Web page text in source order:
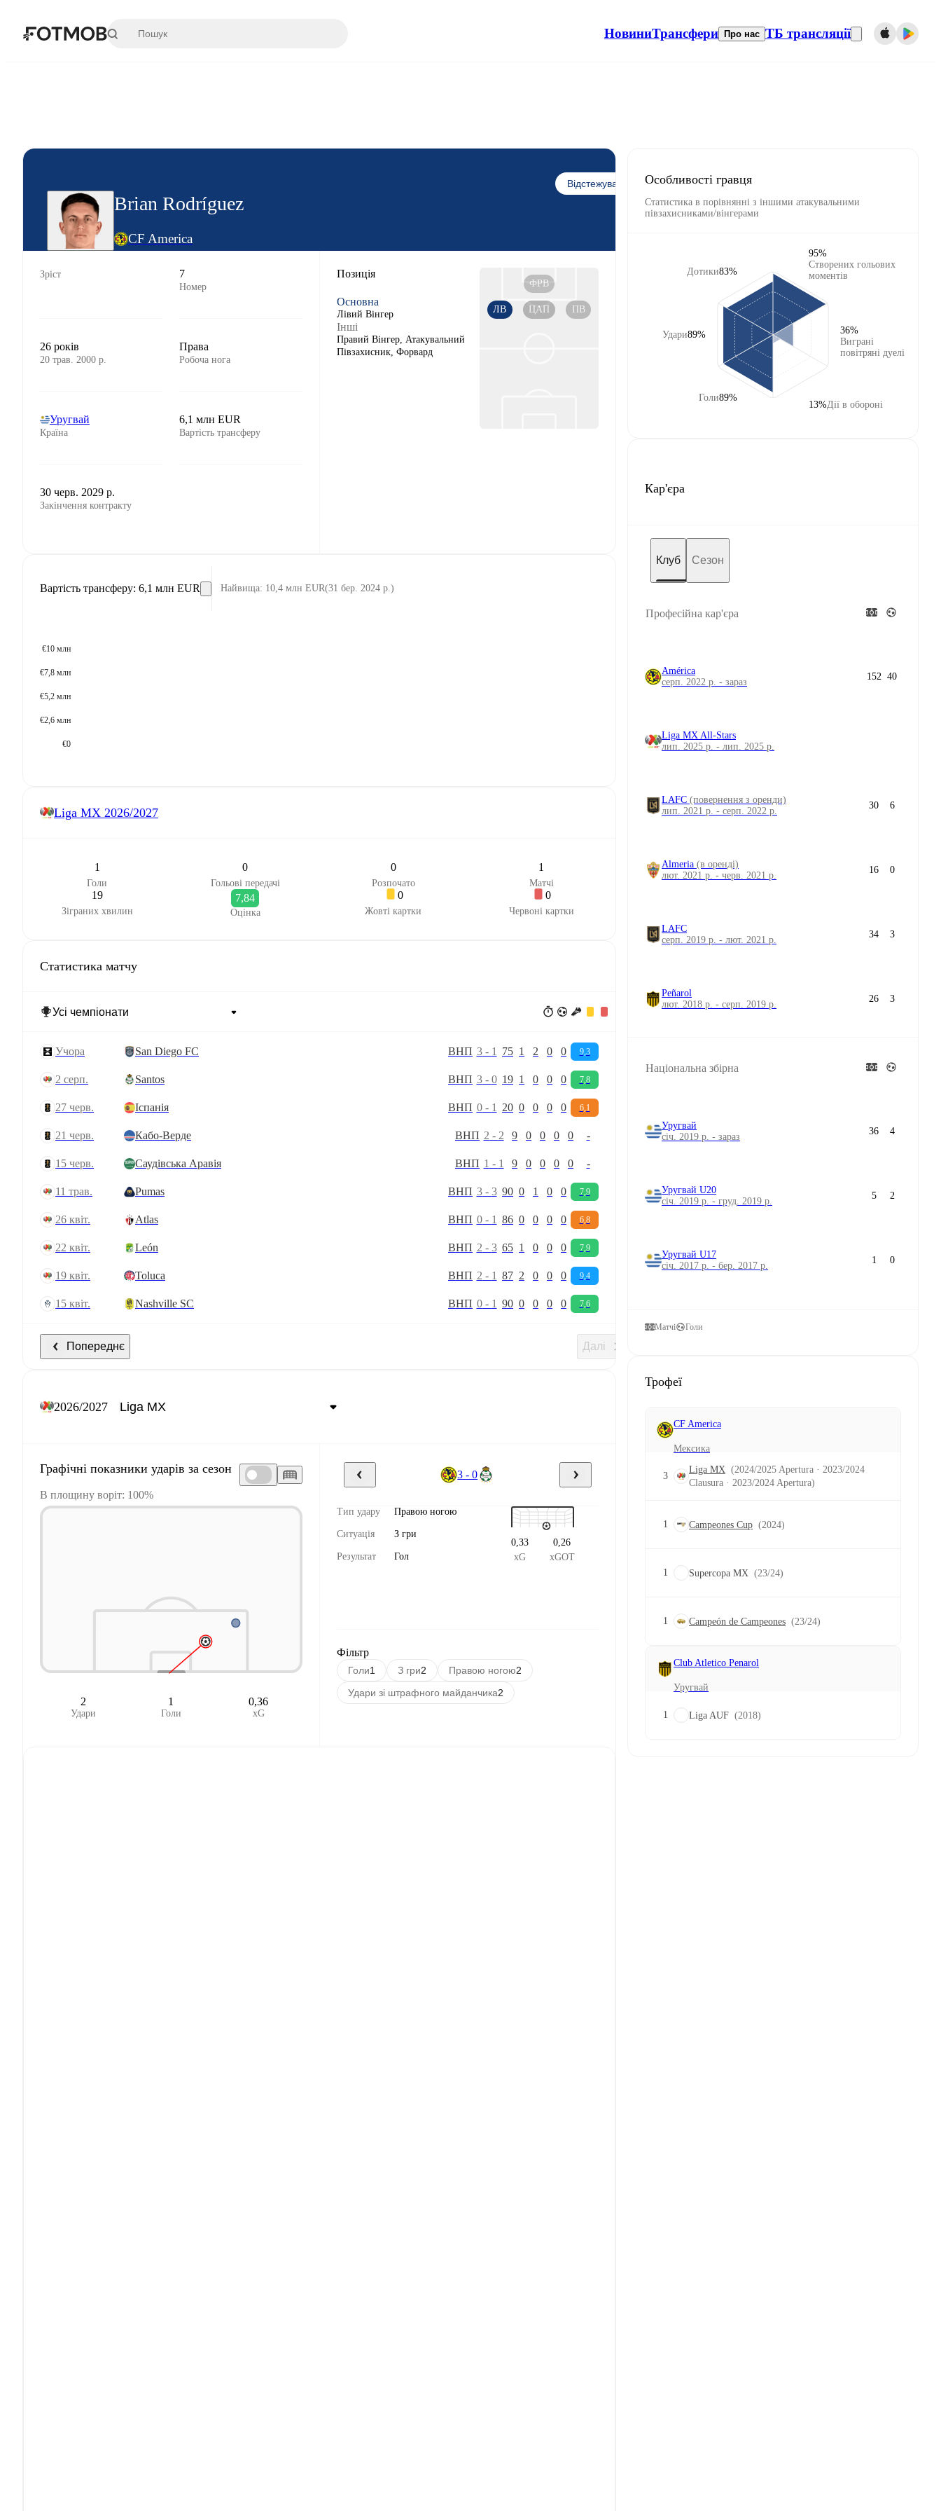
НовиниТрансфери Про нас ТБ трансляції
Brian Rodríguez
CF America
Відстежувати
Зріст 7
Номер
26 років
20 трав. 2000 р.
Права
Робоча нога
Уругвай
Країна
6,1 млн EUR
Вартість трансферу
30 черв. 2029 р.
Закінчення контракту
Позиція
Основна
Лівий Вінгер
Інші
Правий Вінгер, Атакувальний
Півзахисник, Форвард
ПВ
ЦАП
ЛВ
ФРВ
Вартість трансферу: 6,1 млн EUR Найвища: 10,4 млн EUR(31 бер. 2024 р.)
€10 млн
€7,8 млн
€5,2 млн
€2,6 млн
€0
Liga MX 2026/2027
1
Голи
0
Гольові передачі
0
Розпочато
1
Матчі
19
Зіграних хвилин
7,84
Оцінка
0
Жовті картки
0
Червоні картки
Статистика матчу
учора San Diego FC ВНП 3- 1 75 1 2 0 0 9,3
2 серп. Santos ВНП 3- 0 19 1 0 0 0 7,8
27 черв. Іспанія ВНП 0- 1 20 0 0 0 0 6,1
21 черв. Кабо-Верде ВНП 2 - 2 9 0 0 0 0 -
15 черв. Саудівська Аравія ВНП 1 - 1 9 0 0 0 0 -
11 трав. Pumas ВНП 3- 3 90 0 1 0 0 7,9
26 квіт. Atlas ВНП 0- 1 86 0 0 0 0 6,8
22 квіт. León ВНП 2 - 3 65 1 0 0 0 7,9
19 квіт. Toluca ВНП 2 - 1 87 2 0 0 0 9,4
15 квіт. Nashville SC ВНП 0- 1 90 0 0 0 0 7,6
Попереднє Далі
2026/2027
Графічні показники ударів за сезон
В площину воріт: 100%
2
Удари
1
Голи
0,36
xG
3 - 0
Тип удару Правою ногою
Ситуація З гри
Результат Гол
0,33
xG
0,26
xGOT
Фільтр
Голи1 З гри2 Правою ногою2
Удари зі штрафного майданчика2
Особливості гравця
Статистика в порівнянні з іншими атакувальними
півзахисниками/вінгерами
Дотики83%
Удари89%
Голи89%
Створених гольових
моментів
95%
Виграні
повітряні дуелі
36%
Дії в обороні
13%
Кар'єра
Клуб Сезон
Професійна кар'єра
América
серп. 2022 р. - зараз
152 40
Liga MX All-Stars
лип. 2025 р. - лип. 2025 р.
LAFC (повернення з оренди)
лип. 2021 р. - серп. 2022 р.
30 6
Almeria (в оренді)
лют. 2021 р. - черв. 2021 р.
16 0
LAFC
серп. 2019 р. - лют. 2021 р.
34 3
Peñarol
лют. 2018 р. - серп. 2019 р.
26 3
Національна збірна
Уругвай
січ. 2019 р. - зараз
36 4
Уругвай U20
січ. 2019 р. - груд. 2019 р.
5 2
Уругвай U17
січ. 2017 р. - бер. 2017 р.
1 0
Матчі Голи
Трофеї
CF America
Мексика
3
Liga MX (2024/2025 Apertura · 2023/2024
Clausura · 2023/2024 Apertura)
1 Campeones Cup (2024)
1 Supercopa MX (23/24)
1 Campeón de Campeones (23/24)
Club Atletico Penarol
Уругвай
1 Liga AUF (2018)